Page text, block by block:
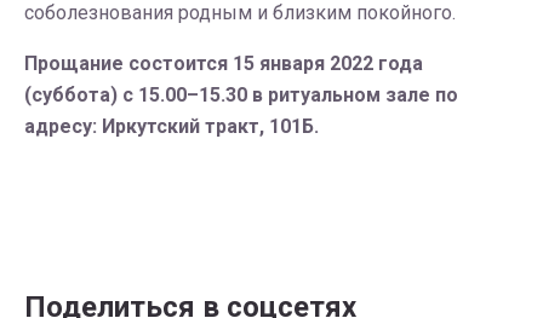
соболезнования родным и близким покойного.
Прощание состоится 15 января 2022 года
(суббота) с 15.00–15.30 в ритуальном зале по
адресу: Иркутский тракт, 101Б.
Поделиться в соцсетях